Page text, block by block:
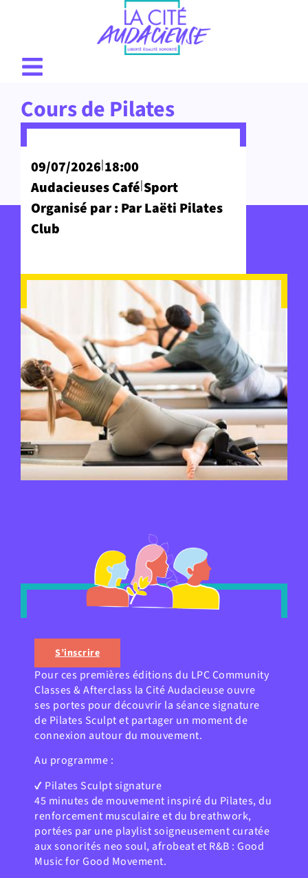
Cours de Pilates
09/07/2026|18:00
Audacieuses Café|Sport
Organisé par : Par Laëti Pilates
Club
S’inscrire
Pour ces premières éditions du LPC Community
Classes & Afterclass la Cité Audacieuse ouvre
ses portes pour découvrir la séance signature
de Pilates Sculpt et partager un moment de
connexion autour du mouvement.
Au programme :
✔ Pilates Sculpt signature
45 minutes de mouvement inspiré du Pilates, du
renforcement musculaire et du breathwork,
portées par une playlist soigneusement curatée
aux sonorités neo soul, afrobeat et R&B : Good
Music for Good Movement.